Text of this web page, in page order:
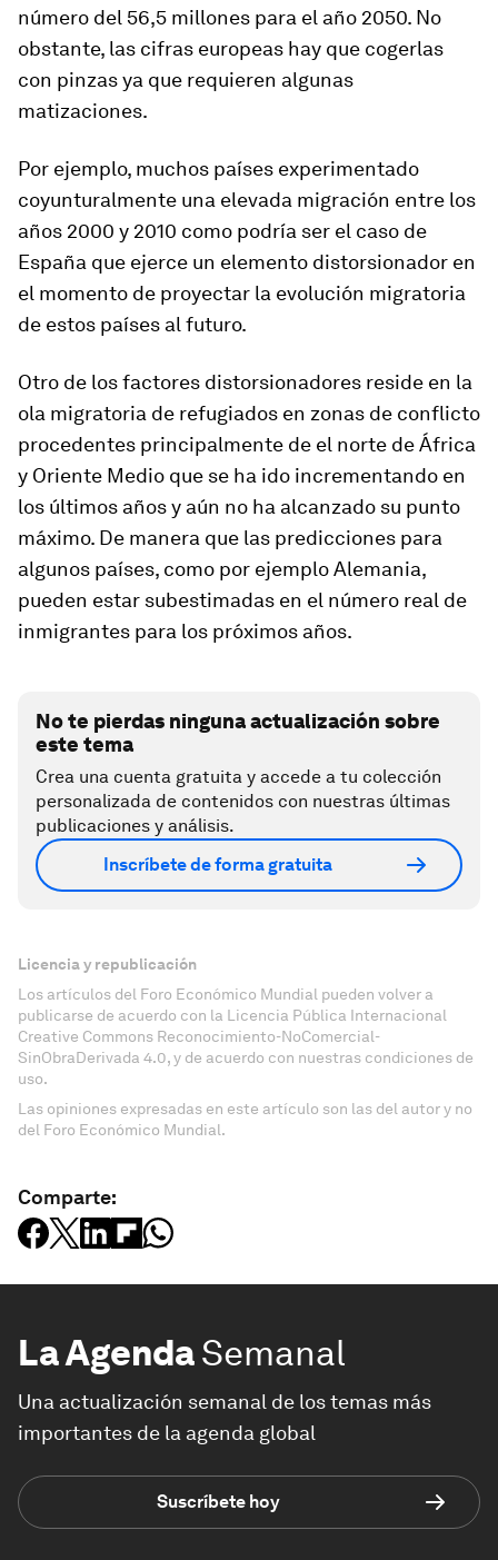
número del 56,5 millones para el año 2050. No
obstante, las cifras europeas hay que cogerlas
con pinzas ya que requieren algunas
matizaciones.
Por ejemplo, muchos países experimentado
coyunturalmente una elevada migración entre los
años 2000 y 2010 como podría ser el caso de
España que ejerce un elemento distorsionador en
el momento de proyectar la evolución migratoria
de estos países al futuro.
Otro de los factores distorsionadores reside en la
ola migratoria de refugiados en zonas de conflicto
procedentes principalmente de el norte de África
y Oriente Medio que se ha ido incrementando en
los últimos años y aún no ha alcanzado su punto
máximo. De manera que las predicciones para
algunos países, como por ejemplo Alemania,
pueden estar subestimadas en el número real de
inmigrantes para los próximos años.
No te pierdas ninguna actualización sobre
este tema
Crea una cuenta gratuita y accede a tu colección
personalizada de contenidos con nuestras últimas
publicaciones y análisis.
Inscríbete de forma gratuita
Licencia y republicación
Los artículos del Foro Económico Mundial pueden volver a
publicarse de acuerdo con la Licencia Pública Internacional
Creative Commons Reconocimiento-NoComercial-
SinObraDerivada 4.0, y de acuerdo con nuestras condiciones de
uso.
Las opiniones expresadas en este artículo son las del autor y no
del Foro Económico Mundial.
Comparte:
La AgendaSemanal
Una actualización semanal de los temas más
importantes de la agenda global
Suscríbete hoy